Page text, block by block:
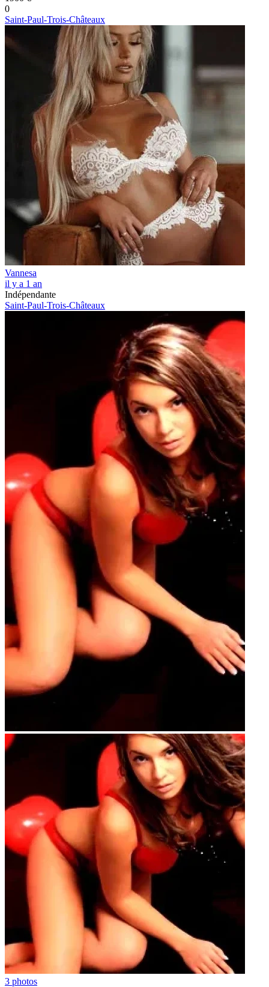
0
Saint-Paul-Trois-Châteaux
Vannesa
il y a 1 an
Indépendante
Saint-Paul-Trois-Châteaux
3 photos